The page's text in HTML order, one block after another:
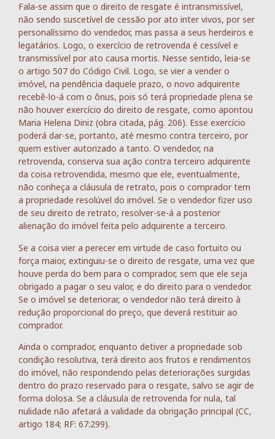
Fala-se assim que o direito de resgate é intransmissível,
não sendo suscetível de cessão por ato inter vivos, por ser
personalíssimo do vendedor, mas passa a seus herdeiros e
legatários. Logo, o exercício de retrovenda é cessível e
transmissível por ato causa mortis. Nesse sentido, leia-se
o artigo 507 do Código Civil. Logo, se vier a vender o
imóvel, na pendência daquele prazo, o novo adquirente
recebê-lo-á com o ônus, pois só terá propriedade plena se
não houver exercício do direito de resgate, como apontou
Maria Helena Diniz (obra citada, pág. 206). Esse exercício
poderá dar-se, portanto, até mesmo contra terceiro, por
quem estiver autorizado a tanto. O vendedor, na
retrovenda, conserva sua ação contra terceiro adquirente
da coisa retrovendida, mesmo que ele, eventualmente,
não conheça a cláusula de retrato, pois o comprador tem
a propriedade resolúvel do imóvel. Se o vendedor fizer uso
de seu direito de retrato, resolver-se-á a posterior
alienação do imóvel feita pelo adquirente a terceiro.
Se a coisa vier a perecer em virtude de caso fortuito ou
força maior, extinguiu-se o direito de resgate, uma vez que
houve perda do bem para o comprador, sem que ele seja
obrigado a pagar o seu valor, e do direito para o vendedor.
Se o imóvel se deteriorar, o vendedor não terá direito à
redução proporcional do preço, que deverá restituir ao
comprador.
Ainda o comprador, enquanto detiver a propriedade sob
condição resolutiva, terá direito aos frutos e rendimentos
do imóvel, não respondendo pelas deteriorações surgidas
dentro do prazo reservado para o resgate, salvo se agir de
forma dolosa. Se a cláusula de retrovenda for nula, tal
nulidade não afetará a validade da obrigação principal (CC,
artigo 184; RF: 67:299).